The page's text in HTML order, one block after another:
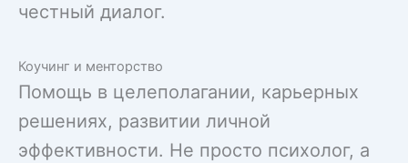
честный диалог.
Коучинг и менторство
Помощь в целеполагании, карьерных
решениях, развитии личной
эффективности. Не просто психолог, а